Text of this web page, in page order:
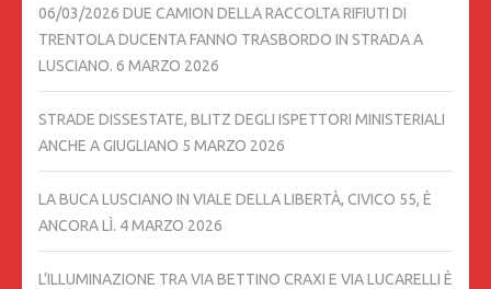
06/03/2026 DUE CAMION DELLA RACCOLTA RIFIUTI DI
TRENTOLA DUCENTA FANNO TRASBORDO IN STRADA A
LUSCIANO. 6 MARZO 2026
STRADE DISSESTATE, BLITZ DEGLI ISPETTORI MINISTERIALI
ANCHE A GIUGLIANO 5 MARZO 2026
LA BUCA LUSCIANO IN VIALE DELLA LIBERTÀ, CIVICO 55, È
ANCORA LÌ. 4 MARZO 2026
L’ILLUMINAZIONE TRA VIA BETTINO CRAXI E VIA LUCARELLI È